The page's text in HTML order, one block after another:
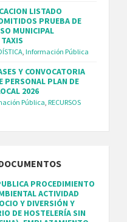
LISTADO
PRUEBA DE
MUNICIPAL
,Información Pública
Y CONVOCATORIA
PERSONAL PLAN DE
2026
Pública ,RECURSOS
PROCEDIMIENTO
ACTIVIDAD
Y DIVERSIÓN Y
DE HOSTELERÍA SIN